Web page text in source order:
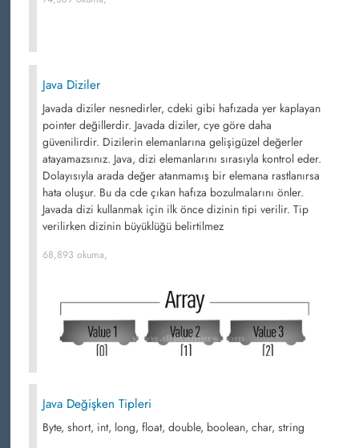
Java Diziler
Javada diziler nesnedirler, cdeki gibi hafızada yer kaplayan
pointer değillerdir. Javada diziler, cye göre daha
güvenilirdir. Dizilerin elemanlarına gelişigüzel değerler
atayamazsınız. Java, dizi elemanlarını sırasıyla kontrol eder.
Dolayısıyla arada değer atanmamış bir elemana rastlanırsa
hata oluşur. Bu da cde çıkan hafıza bozulmalarını önler.
Javada dizi kullanmak için ilk önce dizinin tipi verilir. Tip
verilirken dizinin büyüklüğü belirtilmez
68,893 okuma,
Java Değişken Tipleri
Byte, short, int, long, float, double, boolean, char, string